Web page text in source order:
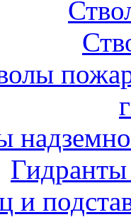
и